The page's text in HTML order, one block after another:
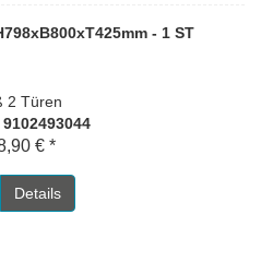
- 1 ST
2 Türen
€ *
Details